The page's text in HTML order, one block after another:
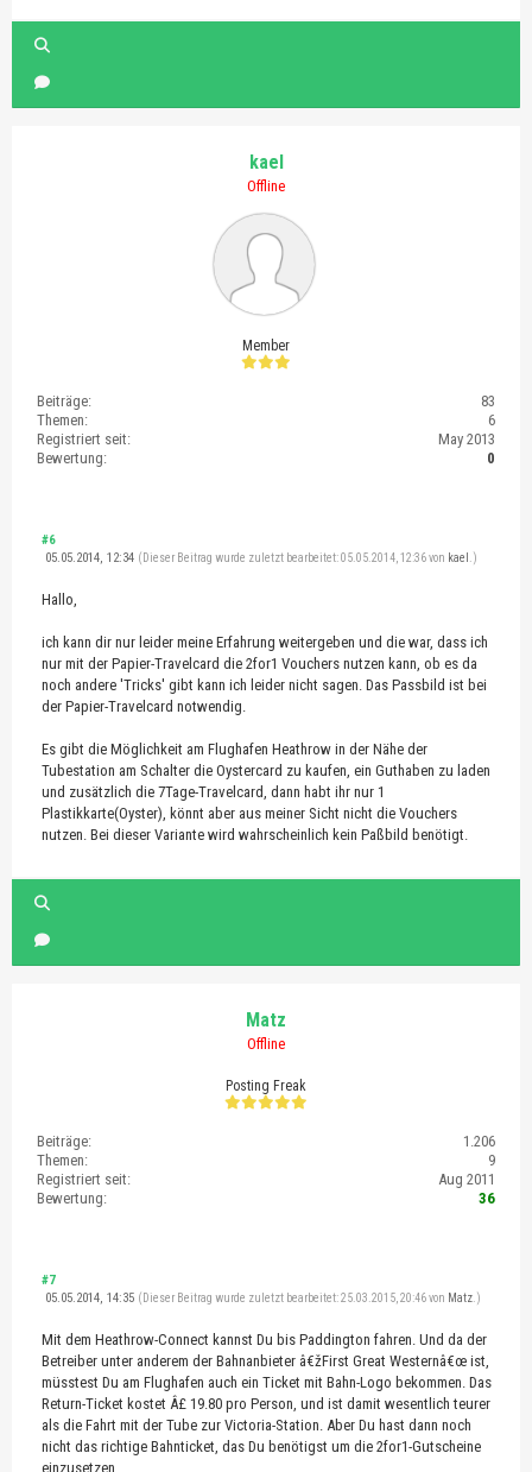
kael
Offline
Member
Beiträge:
83
Themen:
6
Registriert seit:
May 2013
Bewertung:
0
#6
05.05.2014, 12:34 (Dieser Beitrag wurde zuletzt bearbeitet: 05.05.2014, 12:36 von kael .)
Hallo,
ich kann dir nur leider meine Erfahrung weitergeben und die war, dass ich
nur mit der Papier-Travelcard die 2for1 Vouchers nutzen kann, ob es da
noch andere 'Tricks' gibt kann ich leider nicht sagen. Das Passbild ist bei
der Papier-Travelcard notwendig.
Es gibt die Möglichkeit am Flughafen Heathrow in der Nähe der
Tubestation am Schalter die Oystercard zu kaufen, ein Guthaben zu laden
und zusätzlich die 7Tage-Travelcard, dann habt ihr nur 1
Plastikkarte(Oyster), könnt aber aus meiner Sicht nicht die Vouchers
nutzen. Bei dieser Variante wird wahrscheinlich kein Paßbild benötigt.
Matz
Offline
Posting Freak
Beiträge:
1.206
Themen:
9
Registriert seit:
Aug 2011
Bewertung:
36
#7
05.05.2014, 14:35 (Dieser Beitrag wurde zuletzt bearbeitet: 25.03.2015, 20:46 von Matz .)
Mit dem Heathrow-Connect kannst Du bis Paddington fahren. Und da der
Betreiber unter anderem der Bahnanbieter â€žFirst Great Westernâ€œ ist,
müsstest Du am Flughafen auch ein Ticket mit Bahn-Logo bekommen. Das
Return-Ticket kostet Â£ 19.80 pro Person, und ist damit wesentlich teurer
als die Fahrt mit der Tube zur Victoria-Station. Aber Du hast dann noch
nicht das richtige Bahnticket, das Du benötigst um die 2for1-Gutscheine
einzusetzen.